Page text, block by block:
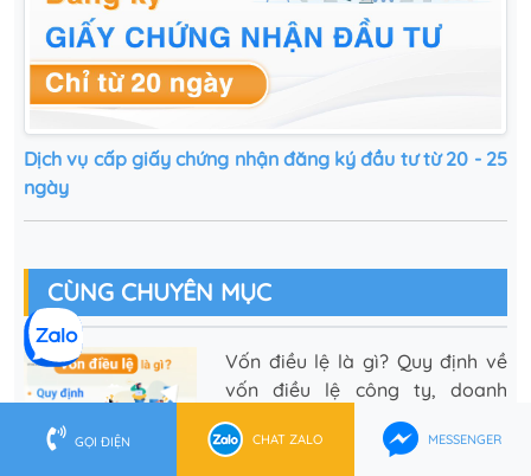
Dịch vụ cấp giấy chứng nhận đăng ký đầu tư từ 20 - 25
ngày
CÙNG CHUYÊN MỤC
Vốn điều lệ là gì? Quy định về
vốn điều lệ công ty, doanh
nghiệp
GỌI ĐIỆN CHAT ZALO MESSENGER